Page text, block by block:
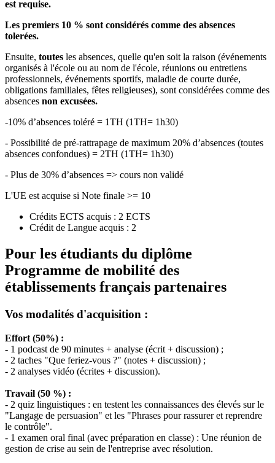
est requise.
Les premiers 10 % sont considérés comme des absences
tolerées.
Ensuite, toutes les absences, quelle qu'en soit la raison (événements
organisés à l'école ou au nom de l'école, réunions ou entretiens
professionnels, événements sportifs, maladie de courte durée,
obligations familiales, fêtes religieuses), sont considérées comme des
absences non excusées.
-10% d’absences toléré = 1TH (1TH= 1h30)
- Possibilité de pré-rattrapage de maximum 20% d’absences (toutes
absences confondues) = 2TH (1TH= 1h30)
- Plus de 30% d’absences => cours non validé
L'UE est acquise si Note finale >= 10
Crédits ECTS acquis : 2 ECTS
Crédit de Langue acquis : 2
Pour les étudiants du diplôme
Programme de mobilité des
établissements français partenaires
Vos modalités d'acquisition :
Effort (50%) :
- 1 podcast de 90 minutes + analyse (écrit + discussion) ;
- 2 taches "Que feriez-vous ?" (notes + discussion) ;
- 2 analyses vidéo (écrites + discussion).
Travail (50 %) :
- 2 quiz linguistiques : en testent les connaissances des élevés sur le
"Langage de persuasion" et les "Phrases pour rassurer et reprendre
le contrôle".
- 1 examen oral final (avec préparation en classe) : Une réunion de
gestion de crise au sein de l'entreprise avec résolution.